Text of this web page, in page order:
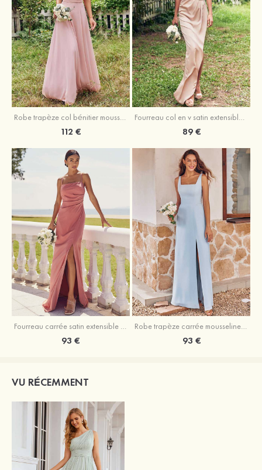
Robe trapèze col bénitier mousseline ras du sol robe de demoiselle d'honneur
112 €
Fourreau col en v satin extensible asymétrique robe de demoiselle d'honneur
89 €
93 € 93 €
VU RÉCEMMENT